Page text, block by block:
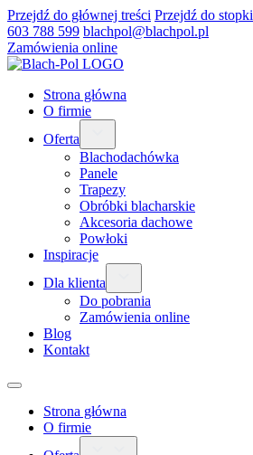
Przejdź do głównej treści Przejdź do stopki
603 788 599 blachpol@blachpol.pl
Zamówienia online
Strona główna
O firmie
Oferta
Blachodachówka
Panele
Trapezy
Obróbki blacharskie
Akcesoria dachowe
Powłoki
Inspiracje
Dla klienta
Do pobrania
Zamówienia online
Blog
Kontakt
Strona główna
O firmie